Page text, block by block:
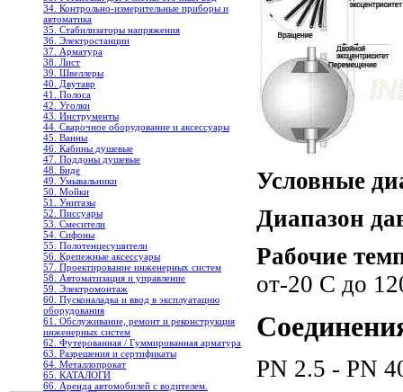
34. Контрольно-измерительные приборы и
автоматика
35. Стабилизаторы напряжения
36. Электростанции
37. Арматура
38. Лист
39. Швеллеры
40. Двутавр
41. Полоса
42. Уголки
43. Инструменты
44. Сварочное оборудование и аксессуары
45. Ванны
46. Кабины душевые
47. Поддоны душевые
48. Биде
49. Умывальники
50. Мойки
51. Унитазы
52. Писсуары
53. Смесители
54. Сифоны
55. Полотенцесушители
56. Крепежные аксессуары
57. Проектирование инженерных систем
58. Автоматизация и управление
59. Электромонтаж
60. Пусконаладка и ввод в эксплуатацию
оборудования
61. Обслуживание, ремонт и реконструкция
инженерных систем
62. Футерованная / Гуммированная арматура
63. Разрешения и сертификаты
64. Металлопрокат
65. КАТАЛОГИ
66. Аренда автомобилей с водителем.
Условные
Диапазон
Рабочие
от-20 С до
PN 2.5 - PN